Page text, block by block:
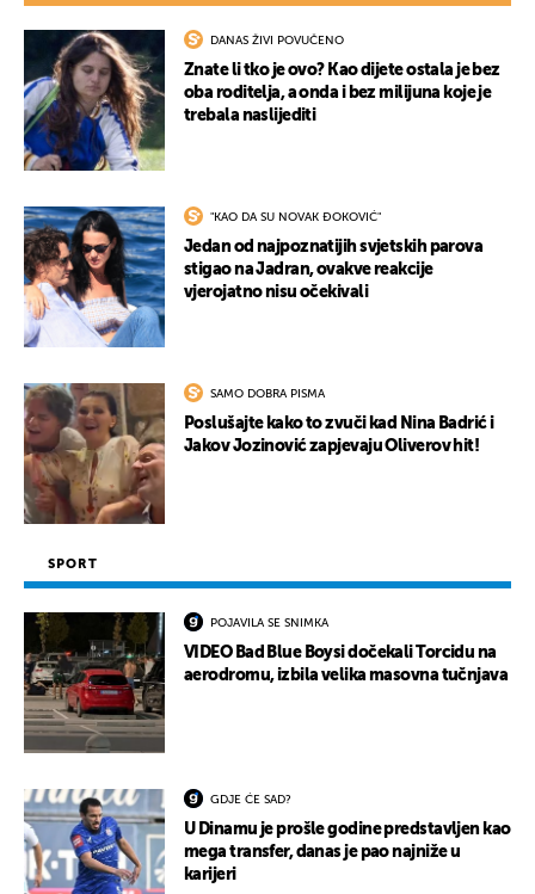
DANAS ŽIVI POVUČENO
Znate li tko je ovo? Kao dijete ostala je bez
oba roditelja, a onda i bez milijuna koje je
trebala naslijediti
"KAO DA SU NOVAK ĐOKOVIĆ"
Jedan od najpoznatijih svjetskih parova
stigao na Jadran, ovakve reakcije
vjerojatno nisu očekivali
SAMO DOBRA PISMA
Poslušajte kako to zvuči kad Nina Badrić i
Jakov Jozinović zapjevaju Oliverov hit!
SPORT
POJAVILA SE SNIMKA
VIDEO Bad Blue Boysi dočekali Torcidu na
aerodromu, izbila velika masovna tučnjava
GDJE ĆE SAD?
U Dinamu je prošle godine predstavljen kao
mega transfer, danas je pao najniže u
karijeri